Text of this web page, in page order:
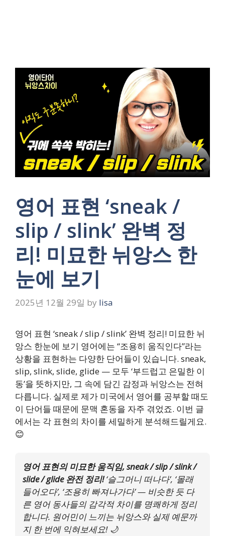
영어 표현 ‘sneak /
slip / slink’ 완벽 정
리! 미묘한 뉘앙스 한
눈에 보기
2025년 12월 29일 by lisa
영어 표현 ‘sneak / slip / slink’ 완벽 정리! 미묘한 뉘
앙스 한눈에 보기 영어에는 “조용히 움직인다”라는
상황을 표현하는 다양한 단어들이 있습니다. sneak,
slip, slink, slide, glide — 모두 ‘부드럽고 은밀한 이
동’을 뜻하지만, 그 속에 담긴 감정과 뉘앙스는 전혀
다릅니다. 실제로 제가 미국에서 영어를 공부할 때도
이 단어들 때문에 문맥 혼동을 자주 겪었죠. 이번 글
에서는 각 표현의 차이를 세밀하게 분석해드릴게요.
😊
영어 표현의 미묘한 움직임, sneak / slip / slink /
slide / glide 완전 정리!‘슬그머니 떠나다’, ‘몰래
들어오다’, ‘조용히 빠져나가다’ — 비슷한 듯 다
른 영어 동사들의 감각적 차이를 명쾌하게 정리
합니다. 원어민이 느끼는 뉘앙스와 실제 예문까
지 한 번에 익혀보세요! 🌙